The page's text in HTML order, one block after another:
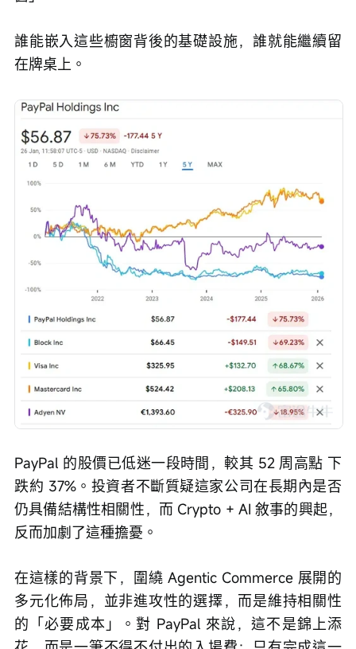
誰能嵌入這些櫥窗背後的基礎設施，誰就能繼續留
在牌桌上。
PayPal 的股價已低迷一段時間，較其 52 周高點 下
跌約 37%。投資者不斷質疑這家公司在長期內是否
仍具備結構性相關性，而 Crypto + AI 敘事的興起，
反而加劇了這種擔憂。
在這樣的背景下，圍繞 Agentic Commerce 展開的
多元化佈局，並非進攻性的選擇，而是維持相關性
的「必要成本」。對 PayPal 來說，這不是錦上添